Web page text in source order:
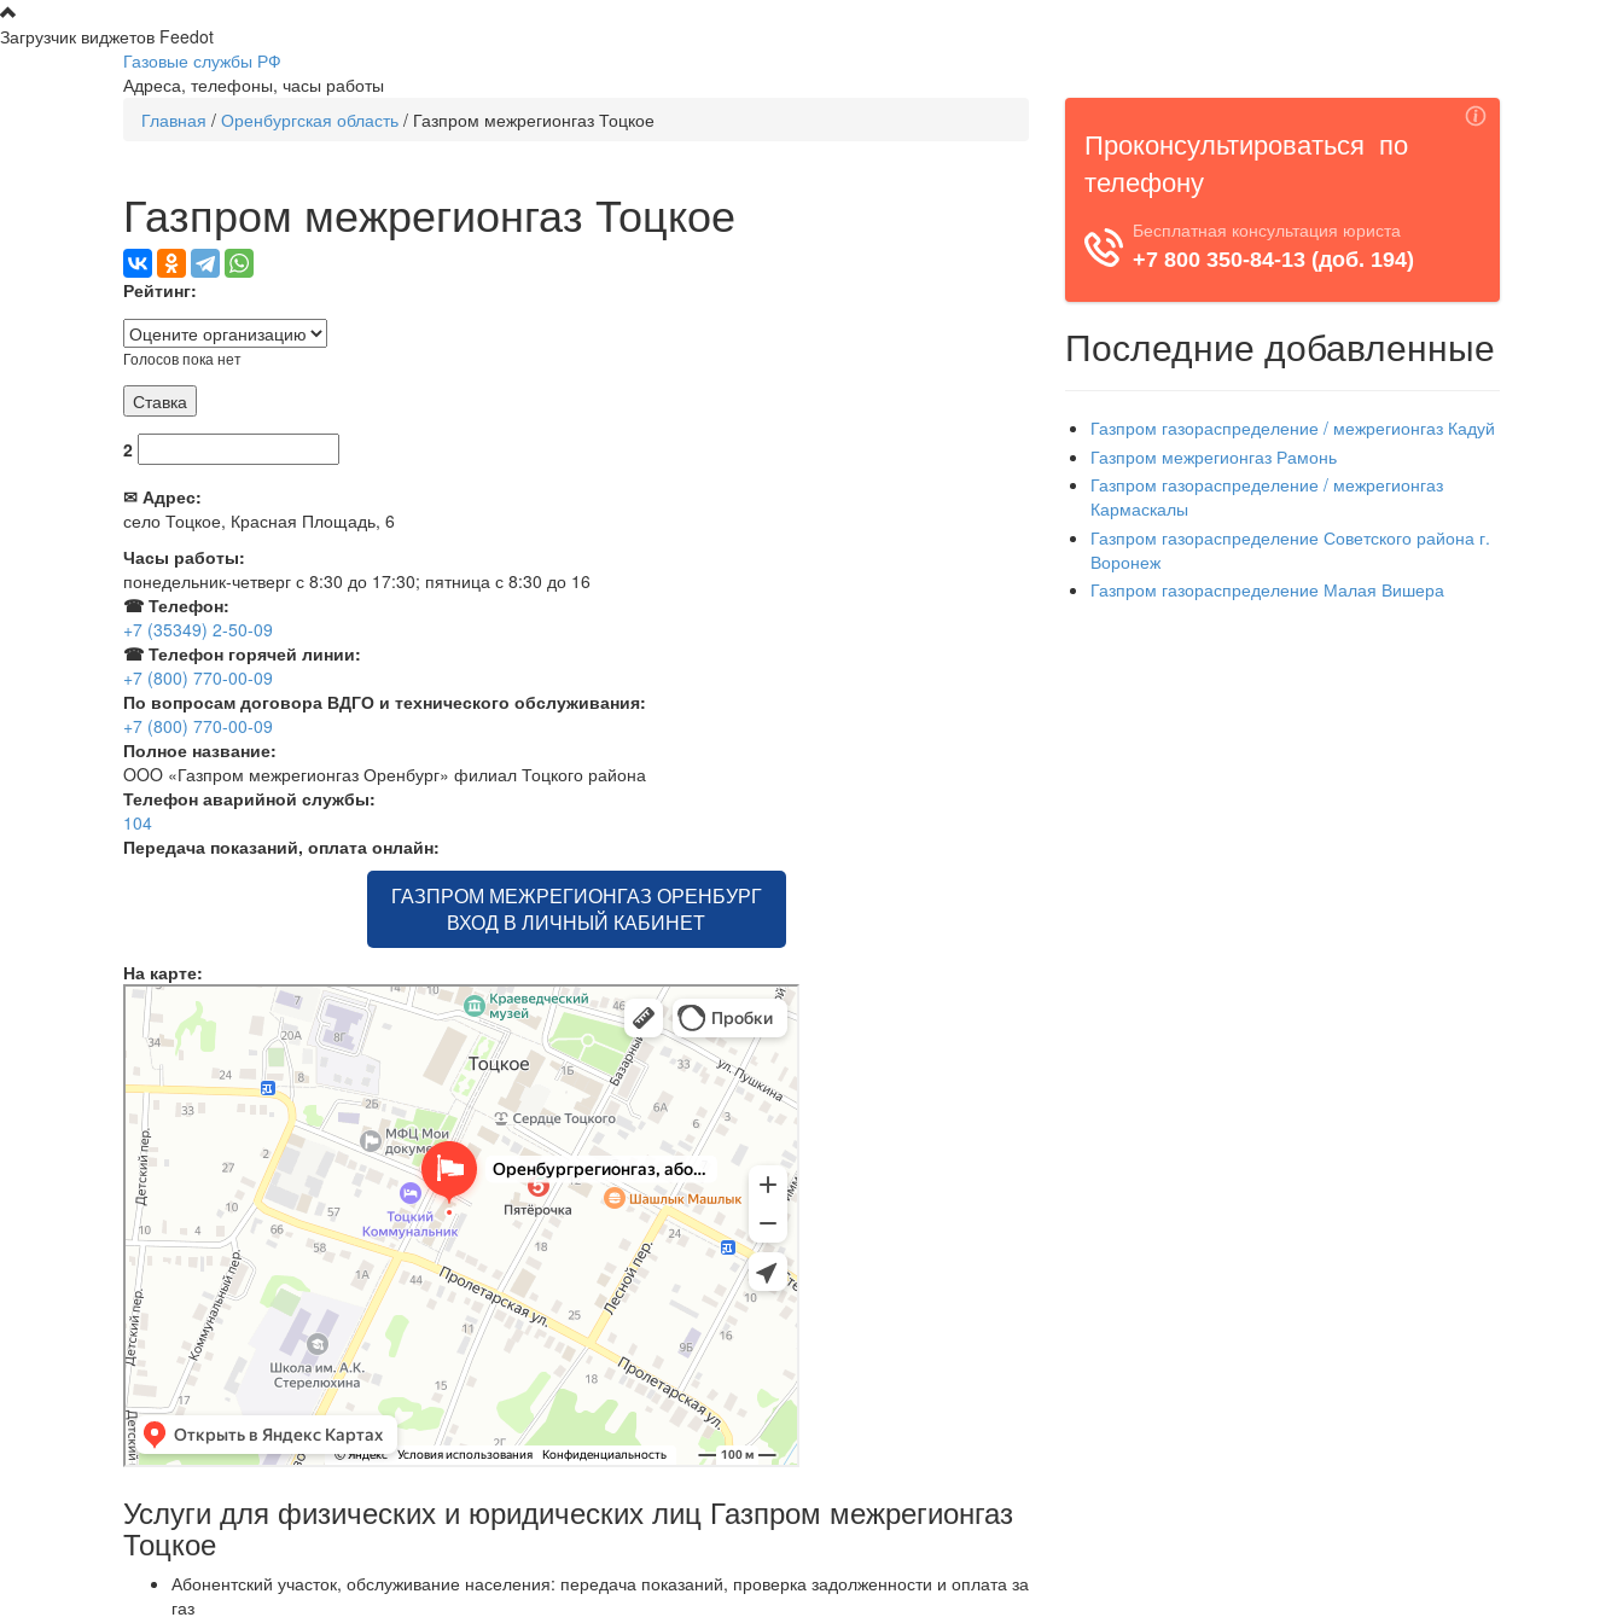
Перейти к основному содержанию
Загрузчик виджетов Feedot
Газовые службы РФ
Адреса, телефоны, часы работы
Вы здесь
Главная / Оренбургская область / Газпром межрегионгаз Тоцкое
Газпром межрегионгаз Тоцкое
Рейтинг:
Голосов пока нет
2
✉ Адрес:
село Тоцкое, Красная Площадь, 6
Часы работы:
понедельник-четверг с 8:30 до 17:30; пятница с 8:30 до 16
☎ Телефон:
+7 (35349) 2-50-09
☎ Телефон горячей линии:
+7 (800) 770-00-09
По вопросам договора ВДГО и технического обслуживания:
+7 (800) 770-00-09
Полное название:
OOO «Газпром межрегионгаз Оренбург» филиал Тоцкого района
Телефон аварийной службы:
104
Передача показаний, оплата онлайн:
ГАЗПРОМ МЕЖРЕГИОНГАЗ ОРЕНБУРГ
ВХОД В ЛИЧНЫЙ КАБИНЕТ
На карте:
Оренбургрегионгаз, абонентский пункт по работе с населением
Услуги для физических и юридических лиц Газпром межрегионгаз
Тоцкое
Абонентский участок, обслуживание населения: передача показаний, проверка задолженности и оплата за
газ
Последние добавленные
Газпром газораспределение / межрегионгаз Кадуй
Газпром межрегионгаз Рамонь
Газпром газораспределение / межрегионгаз
Кармаскалы
Газпром газораспределение Советского района г.
Воронеж
Газпром газораспределение Малая Вишера